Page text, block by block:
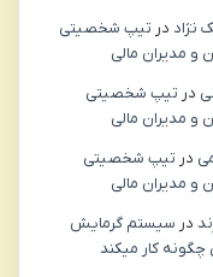
نژاد در تیپ شخصیتی
و مدیران مالی
در تیپ شخصیتی
و مدیران مالی
در تیپ شخصیتی
و مدیران مالی
در سیستم گرمایش
چگونه کار میکند